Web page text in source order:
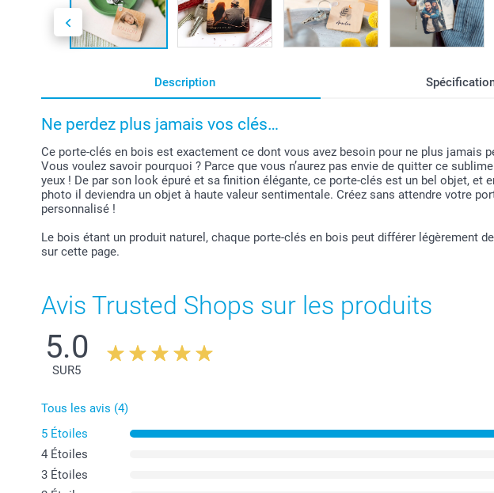
Description
Ne perdez plus jamais vos clés…
Ce porte-clés en bois est exactement ce dont vous avez besoin pour ne plus jamais
Vous voulez savoir pourquoi ? Parce que vous n’aurez pas envie de quitter ce
yeux ! De par son look épuré et sa finition élégante, ce porte-clés est un bel objet, et
photo il deviendra un objet à haute valeur sentimentale. Créez sans attendre votre
personnalisé !
Le bois étant un produit naturel, chaque porte-clés en bois peut différer légèrement
sur cette page.
Avis Trusted Shops sur les produits
5.0
SUR5
Tous les avis (4)
5 Étoiles
4 Étoiles
3 Étoiles